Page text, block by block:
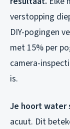
verstopping
DIY-pogingen
met 15% per
camera-
is.
Je hoort water
acuut. Dit